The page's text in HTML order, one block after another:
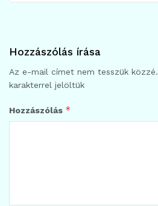
Hozzászólás írása
Az e-mail címet nem tesszük közzé.
karakterrel jelöltük
Hozzászólás *